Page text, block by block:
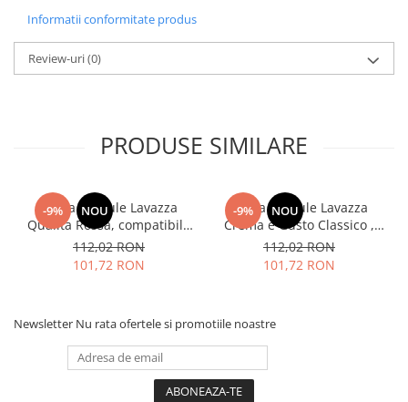
Informatii conformitate produs
Review-uri(0)
PRODUSE SIMILARE
-9% NOU
Cafea capsule Lavazza
Qualita Rossa, compatibile
Nespresso, 80 buc
112,02 RON
101,72 RON
-9% NOU
Cafea capsule Lavazza
Crema e Gusto Classico ,
compatibile Nespresso, 80
buc
112,02 RON
101,72 RON
Newsletter Nu rata ofertele si promotiile noastre